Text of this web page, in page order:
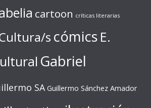
cartoon críticas literarias
s cómics E.
Gabriel
SA Guillermo Sánchez Amador